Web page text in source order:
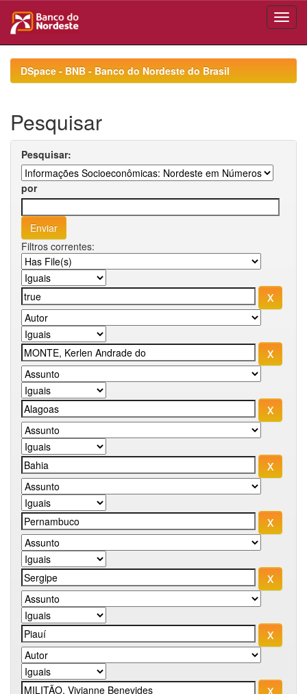
navigationDSpace - BNB - Banco do Nordeste do Brasil
Pesquisar
Pesquisar:
por
Filtros correntes: